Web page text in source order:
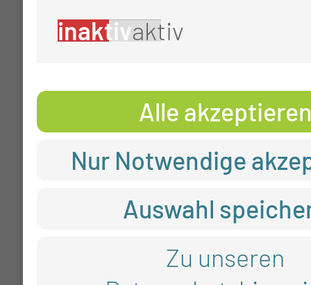
inaktivaktiv
Alle
Nur Notwendige
Auswahl
Zu unseren